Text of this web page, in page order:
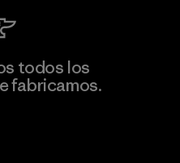
todos los
fabricamos.